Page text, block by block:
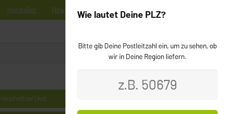
Hersteller News Registrieren Kontakt
0
Wie lautet Deine PLZ?
Bitte gib Deine Postleitzahl ein, um zu sehen, ob
wir in Deine Region liefern.